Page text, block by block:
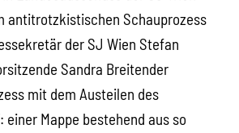
antitrotzkistischen Schauprozess
der SJ Wien Stefan
Sandra Breitender
mit dem Austeilen des
einer Mappe bestehend aus so